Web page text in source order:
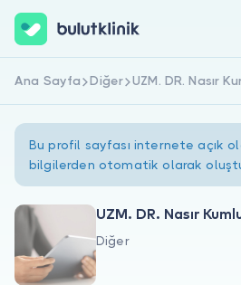
Hakkımızda
Hemen Kaydol
Ana Sayfa Diğer UZM. DR. Nasır
Bu profil sayfası internete açık
bilgilerden otomatik olarak
UZM. DR. Nasır
Diğer